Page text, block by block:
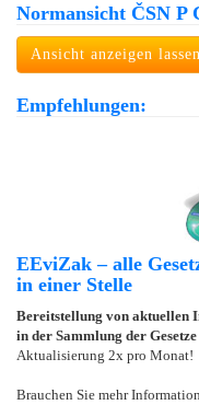
Normansicht ČSN P
Ansicht anzeigen lassen.
Empfehlungen:
EEviZak – alle
in einer Stelle
Bereitstellung von aktuellen
in der Sammlung der
Aktualisierung 2x pro Monat!
Brauchen Sie mehr